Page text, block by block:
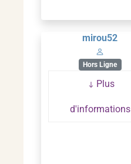
mirou52
Hors Ligne
Plus
d'informations